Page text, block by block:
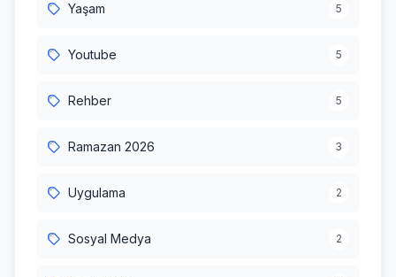
Yaşam 5
Youtube 5
Rehber 5
Ramazan 2026 3
Uygulama 2
Sosyal Medya 2